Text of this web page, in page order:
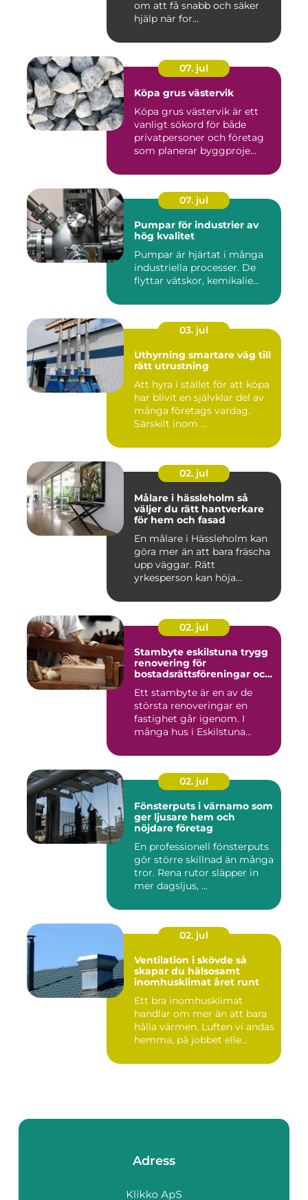
om att få snabb och säker
hjälp när for...
07. jul
Köpa grus västervik
Köpa grus västervik är ett
vanligt sökord för både
privatpersoner och företag
som planerar byggproje...
07. jul
Pumpar för industrier av
hög kvalitet
Pumpar är hjärtat i många
industriella processer. De
flyttar vätskor, kemikalie...
03. jul
Uthyrning smartare väg till
rätt utrustning
Att hyra i stället för att köpa
har blivit en självklar del av
många företags vardag.
Särskilt inom ...
02. jul
Målare i hässleholm så
väljer du rätt hantverkare
för hem och fasad
En målare i Hässleholm kan
göra mer än att bara fräscha
upp väggar. Rätt
yrkesperson kan höja
02. jul
Stambyte eskilstuna trygg
renovering för
bostadsrättsföreningar och
Ett stambyte är en av de
största renoveringar en
fastighet går igenom. I
många hus i Eskilstuna
02. jul
Fönsterputs i värnamo som
ger ljusare hem och
nöjdare företag
En professionell fönsterputs
gör större skillnad än många
tror. Rena rutor släpper in
mer dagsljus, ...
02. jul
Ventilation i skövde så
skapar du hälsosamt
inomhusklimat året runt
Ett bra inomhusklimat
handlar om mer än att bara
hålla värmen. Luften vi andas
hemma, på jobbet elle...
Adress